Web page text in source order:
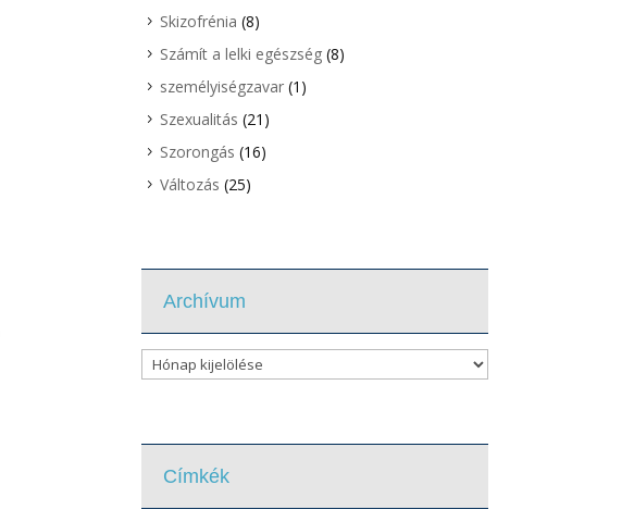
Skizofrénia (8)
Számít a lelki egészség(8)
személyiségzavar(1)
Szexualitás (21)
Szorongás (16)
Változás (25)
Archívum
Archívum
Címkék